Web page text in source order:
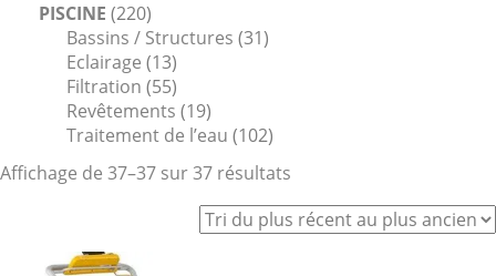
PISCINE (220)
Bassins / Structures (31)
Eclairage (13)
Filtration (55)
Revêtements (19)
Traitement de l’eau (102)
Affichage de 37–37 sur 37 résultats